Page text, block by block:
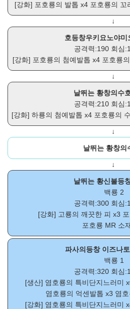
[강화] 포호룡의 발톱 x4 포호룡의 꼬
↓
호등창우키요노야미
공격력:190 회심
[강화] 포호룡의 첨예발톱 x4 포호룡
↓
날뛰는 황창의수
공격력:210 회심
[강화] 하룡의 첨예발톱 x4 포호룡의
↓
날뛰는 황창의
↓
날뛰는 황신불등
백룡 2
공격력:300 회심
[강화] 고룡의 깨끗한 피 x3
포호룡 MR 소
파사의등창 이즈나
백룡 1
공격력:320 회심
[생산] 염호룡의 특비단지느러미
염호룡의 억센발톱 x3 염
[강화] 염호룡의 특비단지느러미